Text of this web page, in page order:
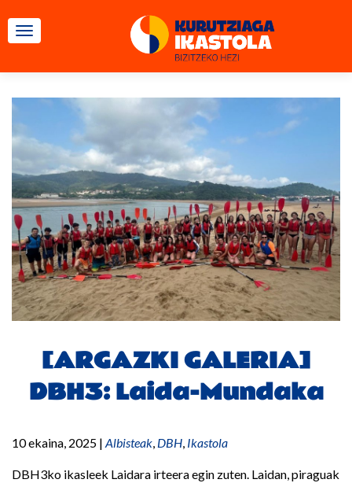
TOGGLE NAVIGATION
[ARGAZKI GALERIA]
DBH3: Laida-Mundaka
10 ekaina, 2025 | Albisteak, DBH, Ikastola
DBH3ko ikasleek Laidara irteera egin zuten. Laidan, piraguak